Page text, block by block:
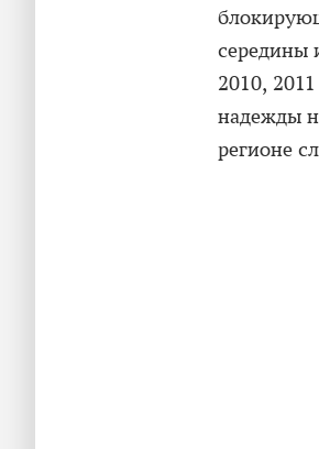
середины
2010,
надежды
регионе